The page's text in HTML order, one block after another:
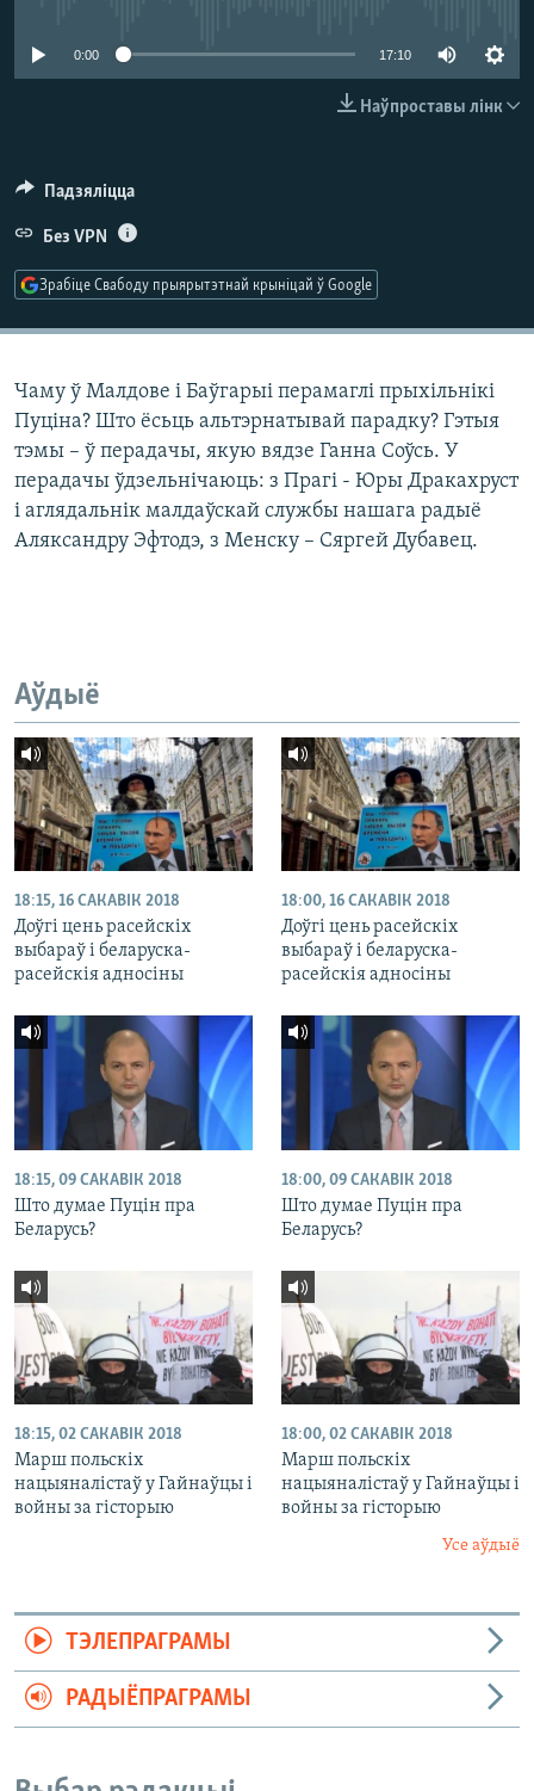
КАЛЯНДАР
НА ХВАЛЯХ СВАБОДЫ
0:00 17:10
Наўпроставы лінк
Падзяліцца
Без VPN
Зрабіце Свабоду прыярытэтнай крыніцай ў Google
Чаму ў Малдове і Баўгарыі перамаглі прыхільнікі
Пуціна? Што ёсьць альтэрнатывай парадку? Гэтыя
тэмы – ў перадачы, якую вядзе Ганна Соўсь. У
перадачы ўдзельнічаюць: з Прагі - Юры Дракахруст
і аглядальнік малдаўскай службы нашага радыё
Аляксандру Эфтодэ, з Менску – Сяргей Дубавец.
Аўдыё
18:15, 16 САКАВІК 2018
Доўгі цень расейскіх
выбараў і беларуска-
расейскія адносіны
18:00, 16 САКАВІК 2018
Доўгі цень расейскіх
выбараў і беларуска-
расейскія адносіны
18:15, 09 САКАВІК 2018
Што думае Пуцін пра
Беларусь?
18:00, 09 САКАВІК 2018
Што думае Пуцін пра
Беларусь?
18:15, 02 САКАВІК 2018
Марш польскіх
нацыяналістаў у Гайнаўцы і
войны за гісторыю
18:00, 02 САКАВІК 2018
Марш польскіх
нацыяналістаў у Гайнаўцы і
войны за гісторыю
Усе аўдыё
ТЭЛЕПРАГРАМЫ
РАДЫЁПРАГРАМЫ